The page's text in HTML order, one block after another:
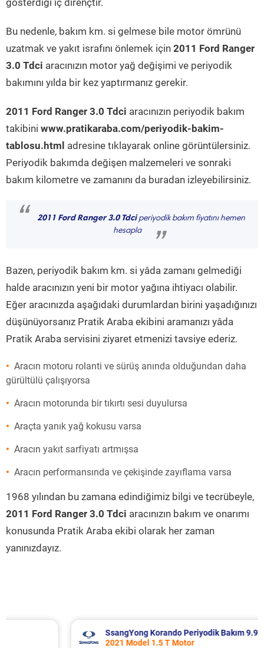
gösterdiği iç dirençtir.
Bu nedenle, bakım km. si gelmese bile motor ömrünü
uzatmak ve yakıt israfını önlemek için 2011 Ford Ranger
3.0 Tdci aracınızın motor yağ değişimi ve periyodik
bakımını yılda bir kez yaptırmanız gerekir.
2011 Ford Ranger 3.0 Tdci aracınızın periyodik bakım
takibini www.pratikaraba.com/periyodik-bakim-
tablosu.html adresine tıklayarak online görüntülersiniz.
Periyodik bakımda değişen malzemeleri ve sonraki
bakım kilometre ve zamanını da buradan izleyebilirsiniz.
“ 2011 Ford Ranger 3.0 Tdciperiyodik bakım fiyatını hemen
hesapla
”
Bazen, periyodik bakım km. si yâda zamanı gelmediği
halde aracınızın yeni bir motor yağına ihtiyacı olabilir.
Eğer aracınızda aşağıdaki durumlardan birini yaşadığınızı
düşünüyorsanız Pratik Araba ekibini aramanızı yâda
Pratik Araba servisini ziyaret etmenizi tavsiye ederiz.
Aracın motoru rolanti ve sürüş anında olduğundan daha
gürültülü çalışıyorsa
Aracın motorunda bir tıkırtı sesi duyulursa
Araçta yanık yağ kokusu varsa
Aracın yakıt sarfiyatı artmışsa
Aracın performansında ve çekişinde zayıflama varsa
1968 yılından bu zamana edindiğimiz bilgi ve tecrübeyle,
2011 Ford Ranger 3.0 Tdci aracınızın bakım ve onarımı
konusunda Pratik Araba ekibi olarak her zaman
yanınızdayız.
SsangYong Korando Periyodik Bakım 9.937 TL
2021 Model 1.5 T Motor